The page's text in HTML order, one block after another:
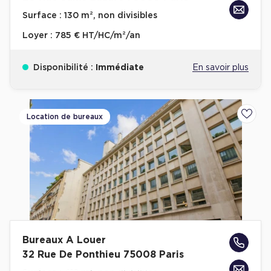
Achat de Bureaux à Rennes
Collections de Bureaux
Immeuble de bureaux avec services
Location bureaux Bellecour - Cordeliers (Lyon)
Haussmanniens
Location d'Entrepôts / Activités
Location d'Entrepôts / Activités à Aix-en-Provence
Surface : 130 m², non divisibles
Loyer : 785 € HT/HC/m²/an
Disponibilité : Immédiate En savoir plus
Location de bureaux
Bureaux A Louer
32 Rue De Ponthieu 75008 Paris